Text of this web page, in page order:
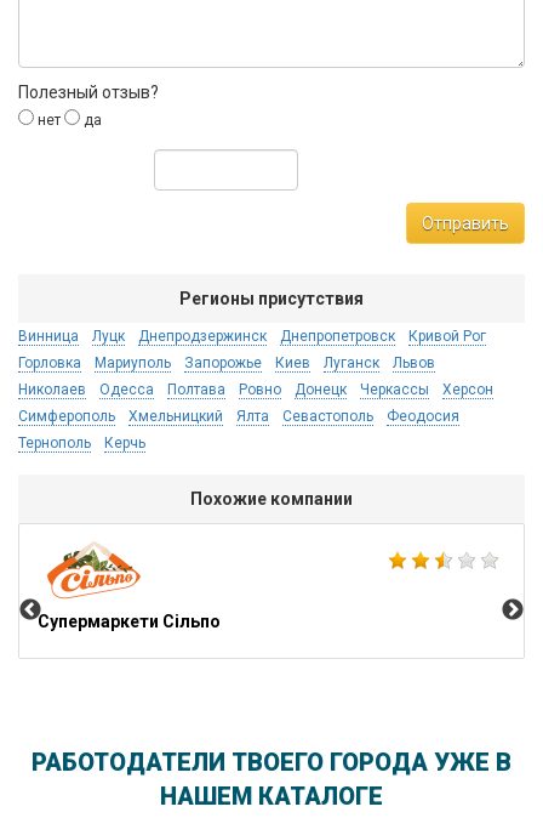
Полезный отзыв?
нет да
Отправить
Регионы присутствия
Винница Луцк Днепродзержинск Днепропетровск
Кривой Рог
Горловка
Мариуполь Запорожье Киев Луганск
Львов
Николаев
Одесса Полтава Ровно Донецк Черкассы
Херсон
Симферополь
Хмельницкий Ялта Севастополь
Феодосия
Тернополь
Керчь
Похожие компании
Супермаркети Сільпо
РАБОТОДАТЕЛИ ТВОЕГО ГОРОДА УЖЕ В
НАШЕМ КАТАЛОГЕ